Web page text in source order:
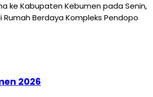
ke Kabupaten Kebumen pada Senin,
Berdaya Kompleks Pendopo
2026